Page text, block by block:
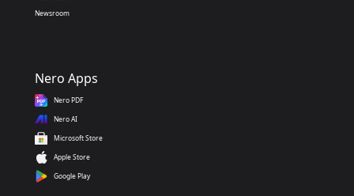
Newsroom
Nero Apps
Nero PDF
Nero AI
Microsoft Store
Apple Store
Google Play